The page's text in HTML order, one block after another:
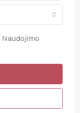
Naudojimo